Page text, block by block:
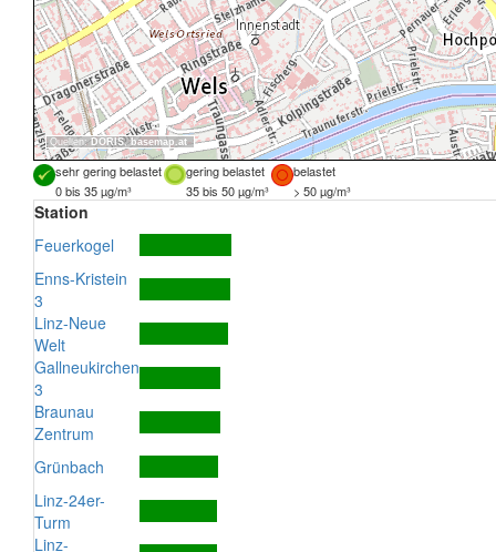
Quellen: DORIS, basemap.at
sehr gering belastet gering belastet
belastet
0 bis 35 µg/m³
35 bis 50 µg/m³ > 50 µg/m³
Station
Feuerkogel
Enns-Kristein
3
Linz-Neue
Welt
Gallneukirchen
3
Braunau
Zentrum
Grünbach
Linz-24er-
Turm
Linz-